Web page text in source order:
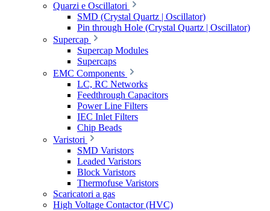
Quarzi e Oscillatori
SMD (Crystal Quartz | Oscillator)
Pin through Hole (Crystal Quartz | Oscillator)
Supercap
Supercap Modules
Supercaps
EMC Components
LC, RC Networks
Feedthrough Capacitors
Power Line Filters
IEC Inlet Filters
Chip Beads
Varistori
SMD Varistors
Leaded Varistors
Block Varistors
Thermofuse Varistors
Scaricatori a gas
High Voltage Contactor (HVC)